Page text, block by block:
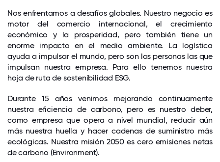
Nos enfrentamos a desafíos globales. Nuestro negocio es
motor del comercio internacional, el crecimiento
económico y la prosperidad, pero también tiene un
enorme impacto en el medio ambiente. La logística
ayuda a impulsar el mundo, pero son las personas las que
impulsan nuestra empresa. Para ello tenemos nuestra
hoja de ruta de sostenibilidad ESG.
Durante 15 años venimos mejorando continuamente
nuestra eficiencia de carbono, pero es nuestro deber,
como empresa que opera a nivel mundial, reducir aún
más nuestra huella y hacer cadenas de suministro más
ecológicas. Nuestra misión 2050 es cero emisiones netas
de carbono (Environment).